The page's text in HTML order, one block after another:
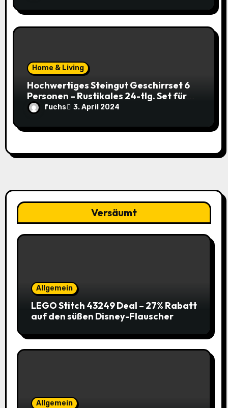
Home & Living
Hochwertiges Steingut Geschirrset 6
Personen – Rustikales 24-tlg. Set für
nur 49,95€ statt 119,95€
fuchs 3. April 2024
Versäumt
Allgemein
LEGO Stitch 43249 Deal – 27% Rabatt
auf den süßen Disney-Flauscher
Allgemein